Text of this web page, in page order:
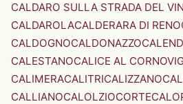
CALDARO SULLA STRADA DEL
CALDAROLACALDERARA DI RENO
CALDOGNOCALDONAZZO
CALESTANOCALICE AL
CALIMERACALITRICALIZZANO
CALLIANOCALOLZIOCORTE